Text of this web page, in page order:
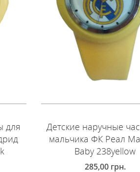
для
Детские наручные
мальчика ФК Реал
Baby 238yellow
285,00 грн.